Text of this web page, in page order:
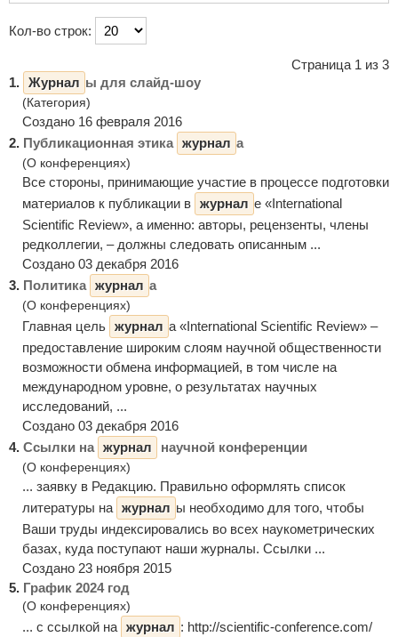
Кол-во строк:
Страница 1 из 3
1. Журнал ы для слайд-шоу
(Категория)
Создано 16 февраля 2016
2. Публикационная этика журнал а
(О конференциях)
Все стороны, принимающие участие в процессе подготовки
материалов к публикации в журнал е «International
Scientific Review», а именно: авторы, рецензенты, члены
редколлегии, – должны следовать описанным ...
Создано 03 декабря 2016
3. Политика журнал а
(О конференциях)
Главная цель журнал а «International Scientific Review» –
предоставление широким слоям научной общественности
возможности обмена информацией, в том числе на
международном уровне, о результатах научных
исследований, ...
Создано 03 декабря 2016
4. Ссылки на журнал научной конференции
(О конференциях)
... заявку в Редакцию. Правильно оформлять список
литературы на журнал ы необходимо для того, чтобы
Ваши труды индексировались во всех наукометрических
базах, куда поступают наши журналы. Ссылки ...
Создано 23 ноября 2015
5. График 2024 год
(О конференциях)
... с ссылкой на журнал : http://scientific-conference.com/